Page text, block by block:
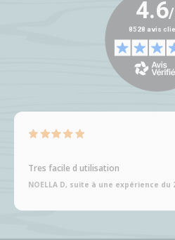
Tres facile d utilisation
NOELLA D, suite à une expérience du